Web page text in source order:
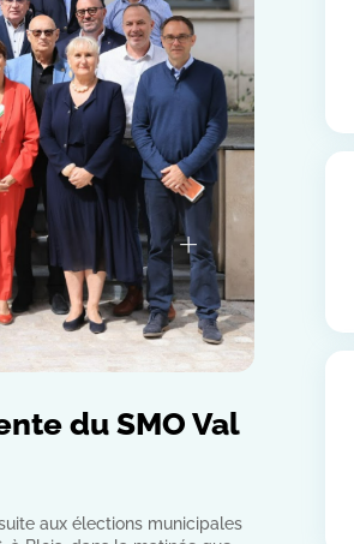
du SMO Val
aux élections municipales